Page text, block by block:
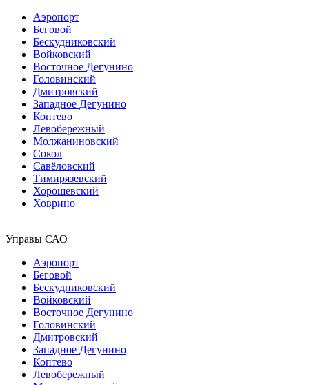
Аэропорт
Беговой
Бескудниковский
Войковский
Восточное Дегунино
Головинский
Дмитровский
Западное Дегунино
Коптево
Левобережный
Молжаниновский
Сокол
Савёловский
Тимирязевский
Хорошевский
Ховрино
Управы САО
Аэропорт
Беговой
Бескудниковский
Войковский
Восточное Дегунино
Головинский
Дмитровский
Западное Дегунино
Коптево
Левобережный